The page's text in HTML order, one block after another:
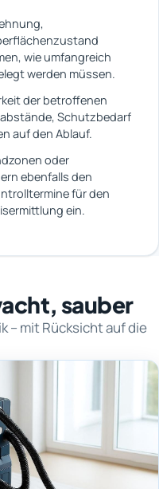
wie umfangreich
werden müssen.
der betroffenen
Schutzbedarf
auf den Ablauf.
oder
ebenfalls den
für den
ein.
sauber
– mit Rücksicht auf die